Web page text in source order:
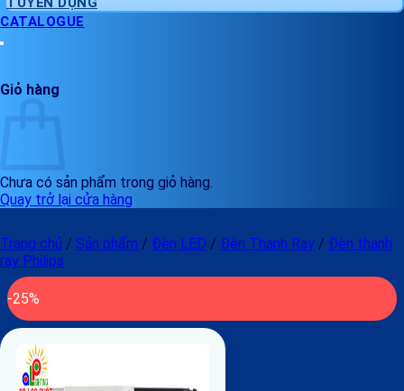
CATALOGUE
Giỏ hàng
Chưa có sản phẩm trong giỏ hàng.
Quay trở lại cửa hàng
Trang chủ / Sản phẩm / Đèn LED / Đèn Thanh Ray / Đèn thanh
ray Philips
-25%